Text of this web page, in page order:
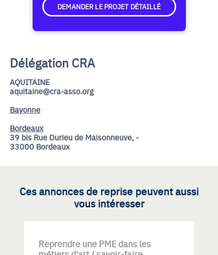
DEMANDER LE PROJET DÉTAILLÉ
Délégation CRA
AQUITAINE
aquitaine@cra-asso.org
Bayonne
Bordeaux
39 bis Rue Durieu de Maisonneuve, -
33000 Bordeaux
Ces annonces de reprise peuvent aussi
vous intéresser
Reprendre une PME dans les